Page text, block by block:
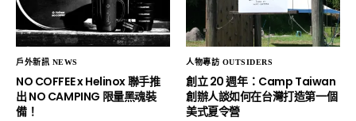
戶外新訊 NEWS
NO COFFEE x Helinox 聯手推
出 NO CAMPING 限量黑魂裝
備！
人物專訪 OUTSIDERS
創立 20 週年：Camp Taiwan
創辦人談如何在台灣打造第一個
美式夏令營